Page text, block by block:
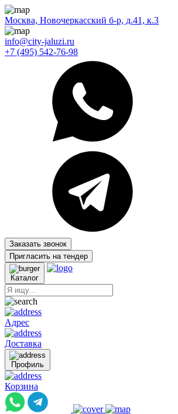
Москва, Новочеркасский б-р, д.41, к.3
info@city-jaluzi.ru
+7 (495) 542-76-98
Заказать звонок
Пригласить на тендер
Каталог
Адрес
Доставка
Профиль
Корзина